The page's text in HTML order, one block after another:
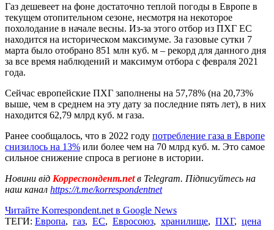
Газ дешевеет на фоне достаточно теплой погоды в Европе в
текущем отопительном сезоне, несмотря на некоторое
похолодание в начале весны. Из-за этого отбор из ПХГ ЕС
находится на историческом максимуме. За газовые сутки 7
марта было отобрано 851 млн куб. м – рекорд для данного дня
за все время наблюдений и максимум отбора с февраля 2021
года.
Сейчас европейские ПХГ заполнены на 57,78% (на 20,73%
выше, чем в среднем на эту дату за последние пять лет), в них
находится 62,79 млрд куб. м газа.
Ранее сообщалось, что в 2022 году потребление газа в Европе
снизилось на 13% или более чем на 70 млрд куб. м. Это самое
сильное снижение спроса в регионе в истории.
Новини від Корреспондент.netв Telegram. Підписуйтесь на
наш канал https://t.me/korrespondentnet
Читайте Korrespondent.net в Google News
ТЕГИ: Европа, газ, ЕС, Евросоюз, хранилище, ПХГ, цена